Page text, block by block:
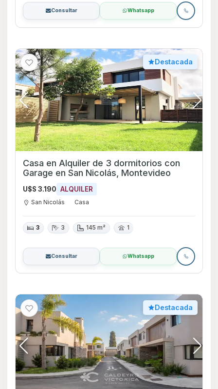
Consultar Whatsapp
Destacada
Casa en Alquiler de 3 dormitorios con
Garage en San Nicolás, Montevideo
U$S 3.190 ALQUILER
San Nicolás Casa
3 3 145 m² 1
Consultar Whatsapp
Destacada